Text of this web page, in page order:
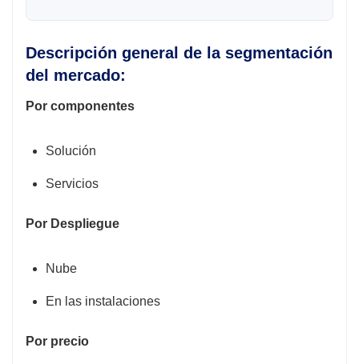
Descripción general de la segmentación
del mercado:
Por componentes
Solución
Servicios
Por Despliegue
Nube
En las instalaciones
Por precio